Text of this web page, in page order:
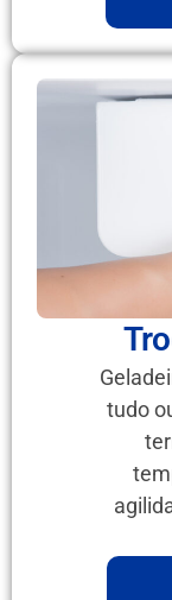
tudo